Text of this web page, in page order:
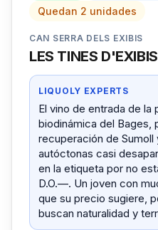
Quedan 2 unidades
CAN SERRA DELS EXIBIS
LES TINES D'EXIBIS
LIQUOLY EXPERTS
El vino de entrada de la
biodinámica del Bages,
recuperación de
autóctonas casi
en la etiqueta por no
D.O.—. Un joven con
que su precio sugiere,
buscan naturalidad y